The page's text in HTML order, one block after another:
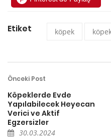
Etiket köpek
Önceki Post
Köpeklerde Evde
Yapılabilecek Heyecan
Verici ve Aktif
Egzersizler
30.03.2024